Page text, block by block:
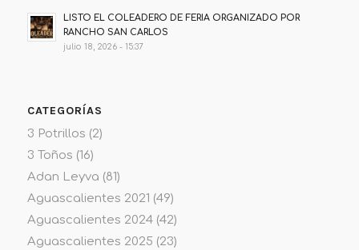
LISTO EL COLEADERO DE FERIA ORGANIZADO POR
RANCHO SAN CARLOS
julio 18, 2026 - 15:37
CATEGORÍAS
3 Potrillos (2)
3 Toños (16)
Adan Leyva (81)
Aguascalientes 2021 (49)
Aguascalientes 2024(42)
Aguascalientes 2025 (23)